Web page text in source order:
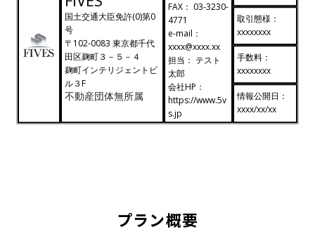
プラン概要